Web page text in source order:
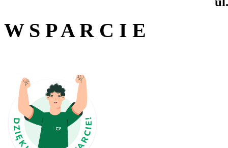
W S P A R C I E